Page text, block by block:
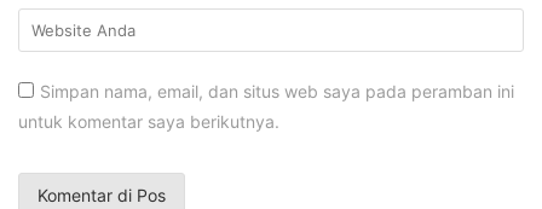
Simpan nama, email, dan situs web saya pada peramban ini
untuk komentar saya berikutnya.